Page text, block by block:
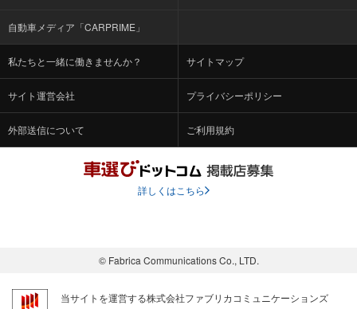
自動車メディア「CARPRIME」
私たちと一緒に働きませんか？ サイトマップ
サイト運営会社 プライバシーポリシー
外部送信について ご利用規約
詳しくはこちら
© Fabrica Communications Co., LTD.
当サイトを運営する株式会社ファブリカコミュニケーションズ